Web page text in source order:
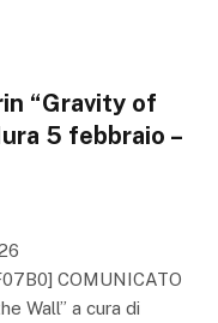
“Gravity of
5 febbraio –
COMUNICATO
Wall” a cura di